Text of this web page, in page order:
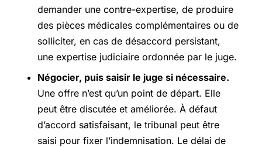
demander une contre-expertise, de produire
des pièces médicales complémentaires ou de
solliciter, en cas de désaccord persistant,
une expertise judiciaire ordonnée par le juge.
Négocier, puis saisir le juge si nécessaire.
Une offre n’est qu’un point de départ. Elle
peut être discutée et améliorée. À défaut
d’accord satisfaisant, le tribunal peut être
saisi pour fixer l’indemnisation. Le délai de